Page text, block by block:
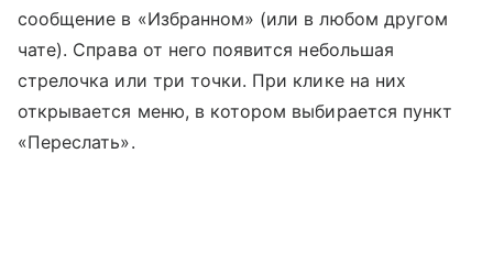
сообщение в «Избранном» (или в любом другом
чате). Справа от него появится небольшая
стрелочка или три точки. При клике на них
открывается меню, в котором выбирается пункт
«Переслать».